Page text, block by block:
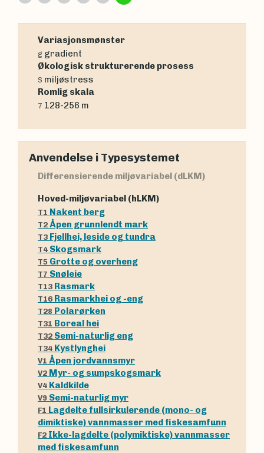
Variasjonsmønster
g gradient
Økologisk strukturerende prosess
S miljøstress
Romlig skala
7 128-256 m
Anvendelse i Typesystemet
Differensierende miljøvariabel (dLKM)
Hoved-miljøvariabel (hLKM)
T1 Nakent berg
T2 Åpen grunnlendt mark
T3 Fjellhei, leside og tundra
T4 Skogsmark
T5 Grotte og overheng
T7 Snøleie
T13 Rasmark
T16 Rasmarkhei og -eng
T28 Polarørken
T31 Boreal hei
T32 Semi-naturlig eng
T34 Kystlynghei
V1 Åpen jordvannsmyr
V2 Myr- og sumpskogsmark
V4 Kaldkilde
V9 Semi-naturlig myr
F1 Lagdelte fullsirkulerende (mono- og
dimiktiske) vannmasser med fiskesamfunn
F2 Ikke-lagdelte (polymiktiske) vannmasser
med fiskesamfunn